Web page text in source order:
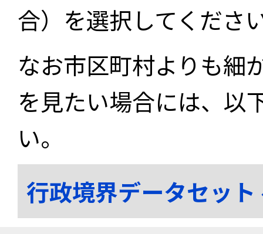
合）を選択してくださ
なお市区町村よりも細
を見たい場合には、以
い。
行政境界データセッ